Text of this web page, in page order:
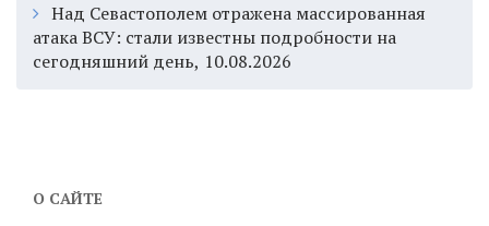
Над Севастополем отражена массированная
атака ВСУ: стали известны подробности на
сегодняшний день, 10.08.2026
О САЙТЕ